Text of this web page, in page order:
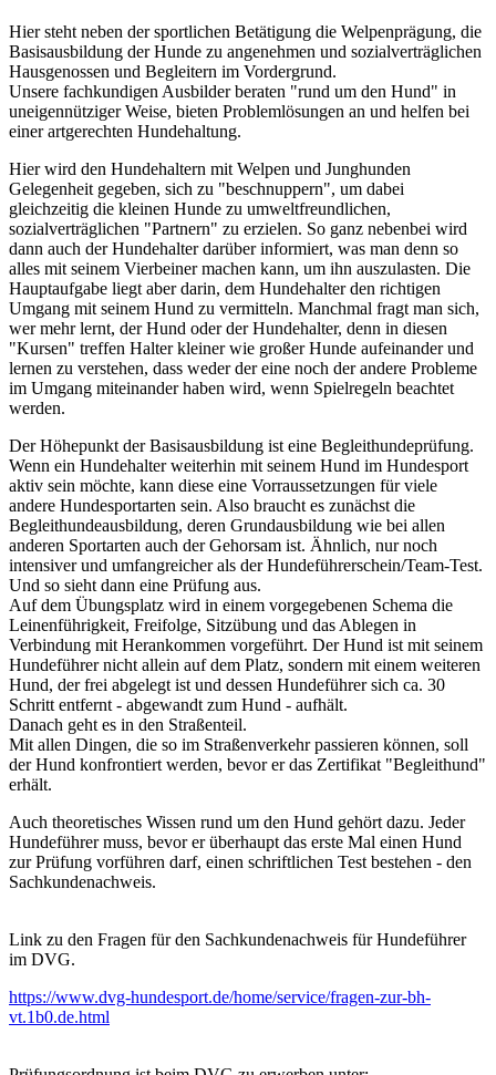
Hier steht neben der sportlichen Betätigung die Welpenprägung, die
Basisausbildung der Hunde zu angenehmen und sozialverträglichen
Hausgenossen und Begleitern im Vordergrund.
Unsere fachkundigen Ausbilder beraten "rund um den Hund" in
uneigennütziger Weise, bieten Problemlösungen an und helfen bei
einer artgerechten Hundehaltung.
Hier wird den Hundehaltern mit Welpen und Junghunden
Gelegenheit gegeben, sich zu "beschnuppern", um dabei
gleichzeitig die kleinen Hunde zu umweltfreundlichen,
sozialverträglichen "Partnern" zu erzielen. So ganz nebenbei wird
dann auch der Hundehalter darüber informiert, was man denn so
alles mit seinem Vierbeiner machen kann, um ihn auszulasten. Die
Hauptaufgabe liegt aber darin, dem Hundehalter den richtigen
Umgang mit seinem Hund zu vermitteln. Manchmal fragt man sich,
wer mehr lernt, der Hund oder der Hundehalter, denn in diesen
"Kursen" treffen Halter kleiner wie großer Hunde aufeinander und
lernen zu verstehen, dass weder der eine noch der andere Probleme
im Umgang miteinander haben wird, wenn Spielregeln beachtet
werden.
Der Höhepunkt der Basisausbildung ist eine Begleithundeprüfung.
Wenn ein Hundehalter weiterhin mit seinem Hund im Hundesport
aktiv sein möchte, kann diese eine Vorraussetzungen für viele
andere Hundesportarten sein. Also braucht es zunächst die
Begleithundeausbildung, deren Grundausbildung wie bei allen
anderen Sportarten auch der Gehorsam ist. Ähnlich, nur noch
intensiver und umfangreicher als der Hundeführerschein/Team-Test.
Und so sieht dann eine Prüfung aus.
Auf dem Übungsplatz wird in einem vorgegebenen Schema die
Leinenführigkeit, Freifolge, Sitzübung und das Ablegen in
Verbindung mit Herankommen vorgeführt. Der Hund ist mit seinem
Hundeführer nicht allein auf dem Platz, sondern mit einem weiteren
Hund, der frei abgelegt ist und dessen Hundeführer sich ca. 30
Schritt entfernt - abgewandt zum Hund - aufhält.
Danach geht es in den Straßenteil.
Mit allen Dingen, die so im Straßenverkehr passieren können, soll
der Hund konfrontiert werden, bevor er das Zertifikat "Begleithund"
erhält.
Auch theoretisches Wissen rund um den Hund gehört dazu. Jeder
Hundeführer muss, bevor er überhaupt das erste Mal einen Hund
zur Prüfung vorführen darf, einen schriftlichen Test bestehen - den
Sachkundenachweis.
Link zu den Fragen für den Sachkundenachweis für Hundeführer
im DVG.
https://www.dvg-hundesport.de/home/service/fragen-zur-bh-
vt.1b0.de.html